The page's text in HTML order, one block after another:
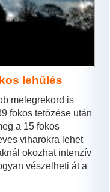
lehűlés
melegrekord is
fokos tetőzése után
a 15 fokos
viharokra lehet
okozhat intenzív
vészelheti át a